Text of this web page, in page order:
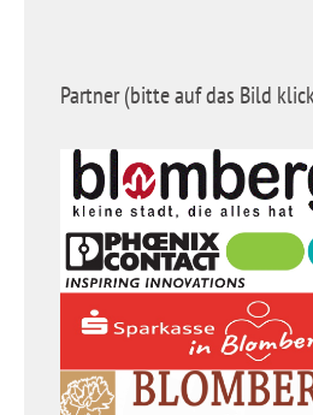
Partner (bitte auf das Bild